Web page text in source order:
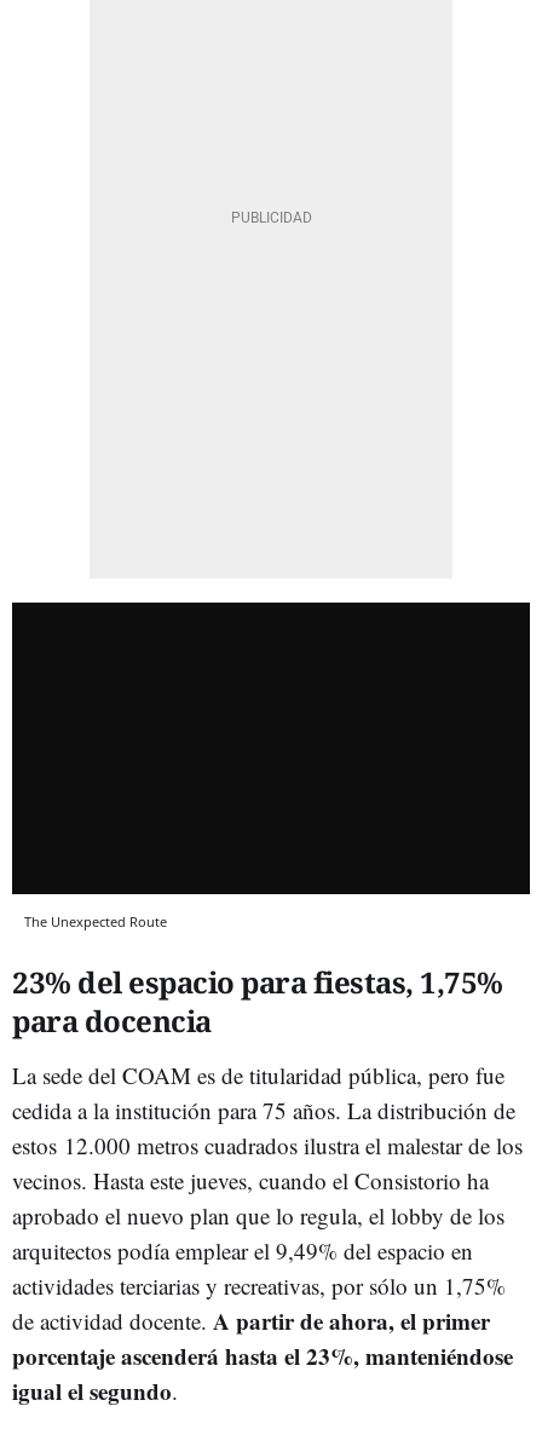
The Unexpected Route
23% del espacio para fiestas, 1,75%
para docencia
La sede del COAM es de titularidad pública, pero fue
cedida a la institución para 75 años. La distribución de
estos 12.000 metros cuadrados ilustra el malestar de los
vecinos. Hasta este jueves, cuando el Consistorio ha
aprobado el nuevo plan que lo regula, el lobby de los
arquitectos podía emplear el 9,49% del espacio en
actividades terciarias y recreativas, por sólo un 1,75%
de actividad docente. A partir de ahora, el primer
porcentaje ascenderá hasta el 23%, manteniéndose
igual el segundo.